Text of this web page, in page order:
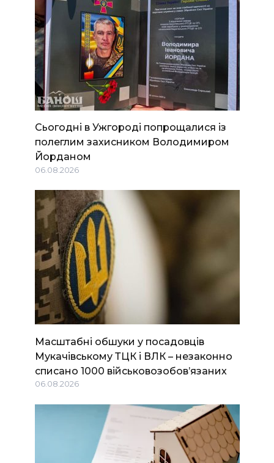
Сьогодні в Ужгороді попрощалися із
полеглим захисником Володимиром
Йорданом
06.08.2026
Масштабні обшуки у посадовців
Мукачівському ТЦК і ВЛК – незаконно
списано 1000 військовозобов’язаних
06.08.2026